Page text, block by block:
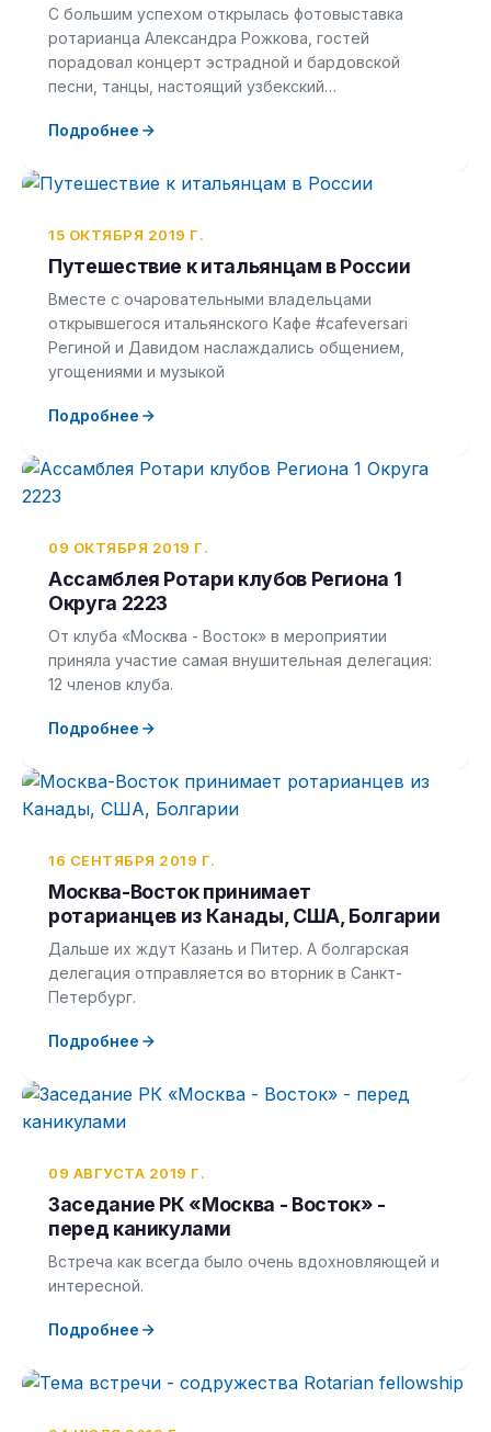
С большим успехом открылась фотовыставка
ротарианца Александра Рожкова, гостей
порадовал концерт эстрадной и бардовской
песни, танцы, настоящий узбекский…
Подробнее
15 ОКТЯБРЯ 2019 Г.
Путешествие к итальянцам в России
Вместе с очаровательными владельцами
открывшегося итальянского Кафе #cafeversari
Региной и Давидом наслаждались общением,
угощениями и музыкой
Подробнее
09 ОКТЯБРЯ 2019 Г.
Ассамблея Ротари клубов Региона 1
Округа 2223
От клуба «Москва - Восток» в мероприятии
приняла участие самая внушительная делегация:
12 членов клуба.
Подробнее
16 СЕНТЯБРЯ 2019 Г.
Москва-Восток принимает
ротарианцев из Канады, США, Болгарии
Дальше их ждут Казань и Питер. А болгарская
делегация отправляется во вторник в Санкт-
Петербург.
Подробнее
09 АВГУСТА 2019 Г.
Заседание РК «Москва - Восток» -
перед каникулами
Встреча как всегда было очень вдохновляющей и
интересной.
Подробнее